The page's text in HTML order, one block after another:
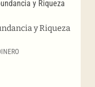
a
y Riqueza